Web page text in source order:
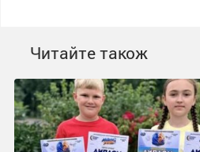
Читайте також